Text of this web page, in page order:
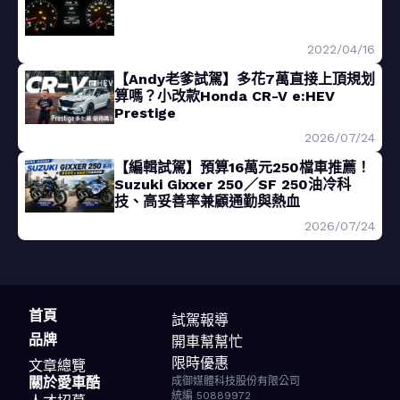
2022/04/16
【Andy老爹試駕】多花7萬直接上頂規划
算嗎？小改款Honda CR-V e:HEV
Prestige
2026/07/24
【編輯試駕】預算16萬元250檔車推薦！
Suzuki Gixxer 250／SF 250油冷科
技、高妥善率兼顧通勤與熱血
2026/07/24
首頁
品牌
文章總覽
試駕報導
開車幫幫忙
限時優惠
關於愛車酷
成御媒體科技股份有限公司
統編 50889972